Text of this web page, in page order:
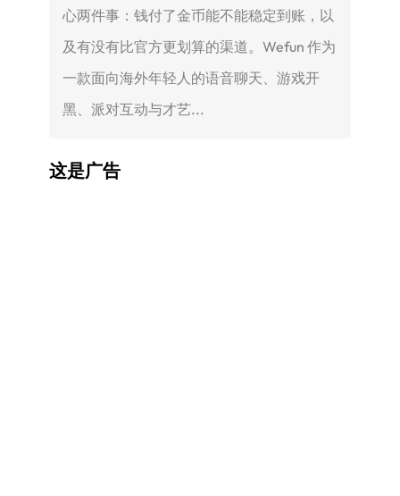
心两件事：钱付了金币能不能稳定到账，以
及有没有比官方更划算的渠道。Wefun 作为
一款面向海外年轻人的语音聊天、游戏开
黑、派对互动与才艺...
这是广告